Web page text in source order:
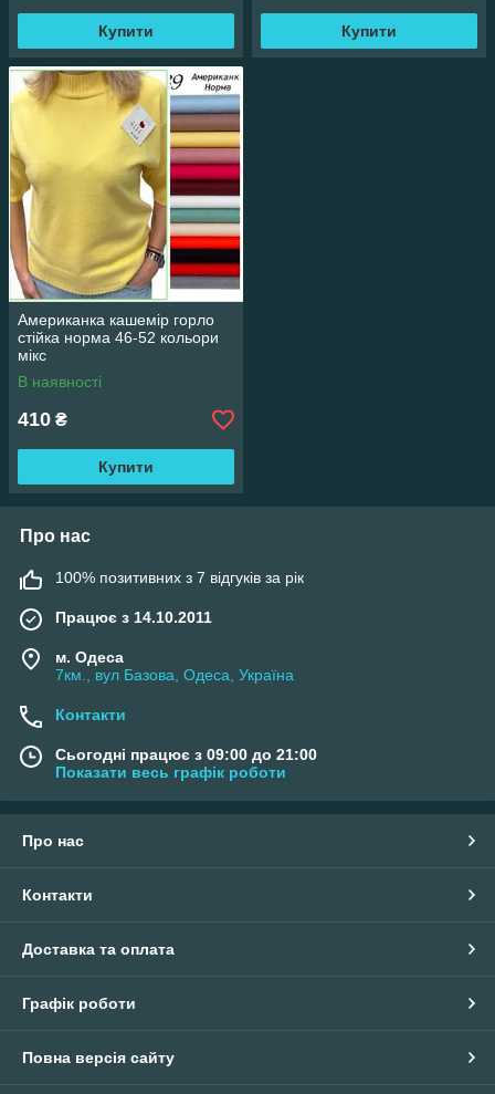
Купити Купити
Американка кашемір горло
стійка норма 46-52 кольори
мікс
В наявності
410 ₴
Купити
Про нас
100% позитивних з 7 відгуків за рік
Працює з 14.10.2011
м. Одеса
7км., вул Базова, Одеса, Україна
Контакти
Сьогодні працює з 09:00 до 21:00
Показати весь графік роботи
Про нас
Контакти
Доставка та оплата
Графік роботи
Повна версія сайту